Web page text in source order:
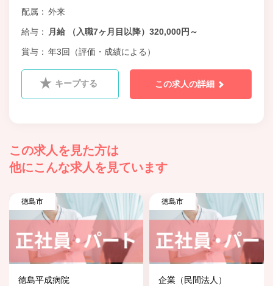
配属 外来
給与 月給 （入職7ヶ月目以降）320,000円～
賞与 年3回（評価・成績による）
キープする この求人の詳細
この求人を見た方は
他にこんな求人を見ています
徳島市
徳島平成病院
徳島市
企業（民間法人）